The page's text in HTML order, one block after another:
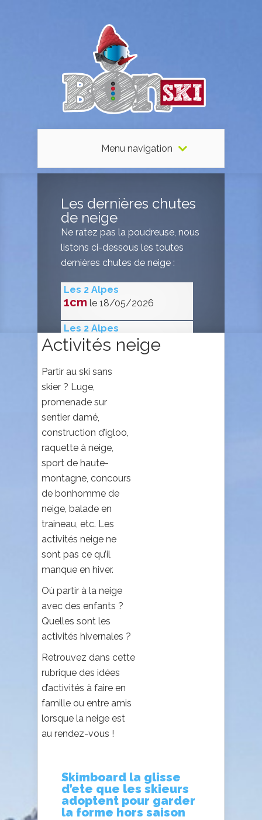
Menu navigation
Les dernières chutes
de neige
Ne ratez pas la poudreuse, nous
listons ci-dessous les toutes
dernières chutes de neige :
Les 2 Alpes
1cm le 18/05/2026
Les 2 Alpes
5cmle 16/05/2026
Les 2 Alpes
15cm
Les 2 Alpes
1cmle 12/05/2026
Les 2 Alpes
15cm le 11/05/2026
Les 2 Alpes
5cm le 10/05/2026
Les 2 Alpes
20cmle 06/05/2026
Les 2 Alpes
20cm le 05/05/2026
Tignes
4cm
Activités neige
Partir au ski sans
skier ? Luge,
promenade sur
sentier damé,
construction d’igloo,
raquette à neige,
sport de haute-
montagne, concours
de bonhomme de
neige, balade en
traineau, etc. Les
activités neige ne
sont pas ce qu’il
manque en hiver.
Où partir à la neige
avec des enfants ?
Quelles sont les
activités hivernales ?
Retrouvez dans cette
rubrique des idées
d’activités à faire en
famille ou entre amis
lorsque la neige est
au rendez-vous !
Skimboard la glisse
d’ete que les skieurs
adoptent pour garder
la forme hors saison